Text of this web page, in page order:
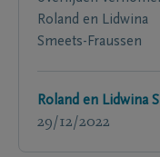
Roland en Lidwina
Smeets-Fraussen
Roland en Lidwina
29/12/2022